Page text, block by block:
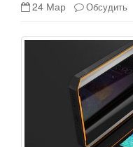
24 Мар Обсудить